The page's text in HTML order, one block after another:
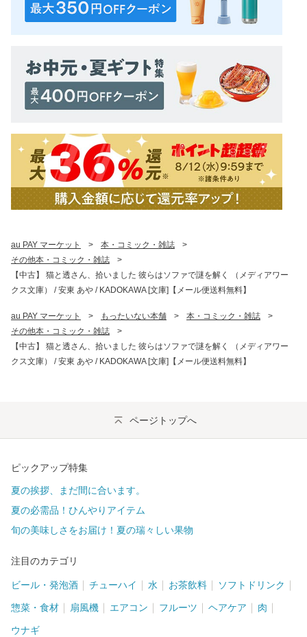
au PAY マーケット > 本・コミック・雑誌
>
その他本・コミック・雑誌
>
【中古】 猫と透さん、拾いました 彼らはソファで謎を解く （メディアワー
クス文庫） / 安東 あや / KADOKAWA [文庫]【メール便送料無料】
au PAY マーケット > もったいない本舗 > 本・コミック・雑誌
>
その他本・コミック・雑誌
>
【中古】 猫と透さん、拾いました 彼らはソファで謎を解く （メディアワー
クス文庫） / 安東 あや / KADOKAWA [文庫]【メール便送料無料】
ページトップへ
ピックアップ特集
夏の挨拶、まだ間に合います。
夏の必需品！ひんやりアイテム
旬の美味しさをお届け！夏の瑞々しい果物
注目のカテゴリ
ビール・発泡酒 チューハイ 水 お茶飲料 ソフトドリンク
惣菜・食材 扇風機 エアコン フルーツ ヘアケア 肉
ウナギ